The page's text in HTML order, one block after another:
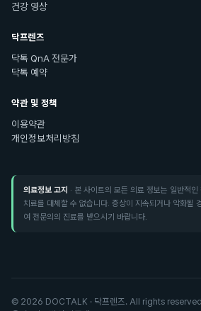
건강 영상
닥프렌즈
닥톡 QnA 전문가
닥톡 예약
약관 및 정책
이용약관
개인정보처리방침
의료정보 고지 · 본 사이트의 모든 의료 정보는 일반적
치료를 대체할 수 없습니다. 증상이 지속되거나 악화될
여 전문의의 진료를 받으시기 바랍니다.
© 2026 DOCTALK · 닥프렌즈. All rights